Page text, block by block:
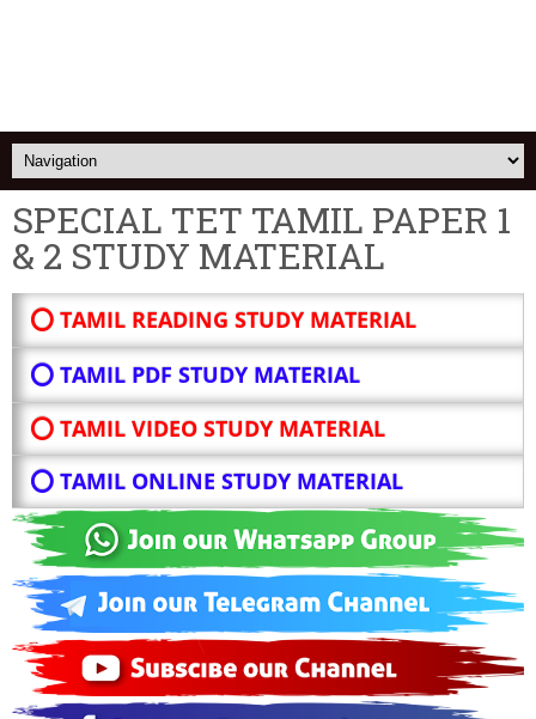
SPECIAL TET TAMIL PAPER 1
& 2 STUDY MATERIAL
⭕ TAMIL READING STUDY MATERIAL
⭕ TAMIL PDF STUDY MATERIAL
⭕ TAMIL VIDEO STUDY MATERIAL
⭕ TAMIL ONLINE STUDY MATERIAL